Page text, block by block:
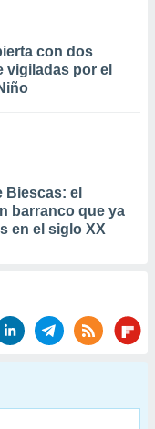
con dos
vigiladas por el
Biescas: el
barranco que ya
en el siglo XX